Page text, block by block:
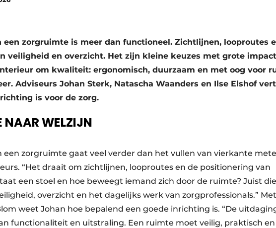
statement
een zorgruimte is meer dan functioneel. Zichtlijnen, looproutes
veiligheid en overzicht. Het zijn kleine keuzes met grote
om kwaliteit: ergonomisch, duurzaam en met oog voor
Adviseurs Johan Sterk, Natascha Waanders en Ilse Elshof
is voor de zorg.
NAAR WELZIJN
een zorgruimte gaat veel verder dan het vullen van vierkante
“Het draait om zichtlijnen, looproutes en de positionering van
een stoel en hoe beweegt iemand zich door de ruimte? Juist die
overzicht en het dagelijks werk van zorgprofessionals.” Met
weet Johan hoe bepalend een goede inrichting is. “De
functionaliteit en uitstraling. Een ruimte moet veilig, praktisch en